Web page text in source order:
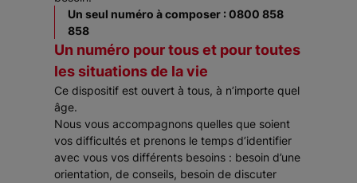
Un seul numéro à composer : 0800 858
858
Un numéro pour tous et pour toutes
les situations de la vie
Ce dispositif est ouvert à tous, à n’importe quel
âge.
Nous vous accompagnons quelles que soient
vos difficultés et prenons le temps d’identifier
avec vous vos différents besoins : besoin d’une
orientation, de conseils, besoin de discuter